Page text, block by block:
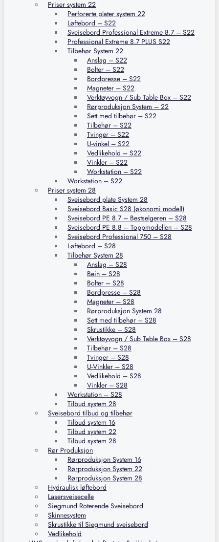
Priser system 22
Perforerte plater system 22
Løftebord – S22
Sveisebord Professional Extreme 8.7 – S22
Professional Extreme 8.7 PLUS S22
Tilbehør System 22
Anslag – S22
Bolter – S22
Bordpresse – S22
Magneter – S22
Verktøyvogn / Sub Table Box – S22
Rørproduksjon System – 22
Sett med tilbehør – S22
Tilbehør – S22
Tvinger – S22
U-vinkel – S22
Vedlikehold – S22
Vinkler – S22
Workstation – S22
Workstation – S22
Priser system 28
Sveisebord plate System 28
Sveisebord Basic S28 (økonomi modell)
Sveisebord PE 8.7 – Bestselgeren – S28
Sveisebord PE 8.8 – Toppmodellen – S28
Sveisebord Professional 750 – S28
Løftebord – S28
Tilbehør System 28
Anslag – S28
Bein – S28
Bolter – S28
Bordpresse – S28
Magneter – S28
Rørproduksjon System 28
Sett med tilbehør – S28
Skrustikke – S28
Verktøyvogn / Sub Table Box – S28
Tilbehør – S28
Tvinger – S28
U-Vinkler – S28
Vedlikehold – S28
Vinkler – S28
Workstation – S28
Tilbud system 28
Sveisebord tilbud og tilbehør
Tilbud system 16
Tilbud system 22
Tilbud system 28
Rør Produksjon
Rørproduksjon System 16
Rørproduksjon System 22
Rørproduksjon System 28
Hydraulisk løftebord
Lasersveisecelle
Siegmund Roterende Sveisebord
Skinnesystem
Skrustikke til Siegmund sveisebord
Vedlikehold